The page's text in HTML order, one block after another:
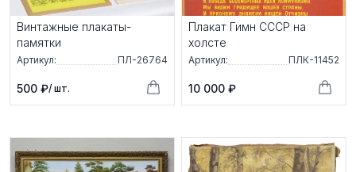
Винтажные плакаты-
памятки
Артикул: ПЛ-26764
500 ₽/ шт.
Плакат Гимн СССР на
холсте
Артикул: ПЛК-11452
10 000 ₽